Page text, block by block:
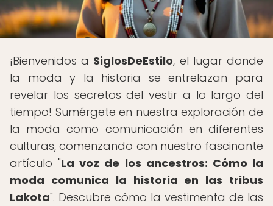
¡Bienvenidos a SiglosDeEstilo, el lugar donde
la moda y la historia se entrelazan para
revelar los secretos del vestir a lo largo del
tiempo! Sumérgete en nuestra exploración de
la moda como comunicación en diferentes
culturas, comenzando con nuestro fascinante
artículo "La voz de los ancestros: Cómo la
moda comunica la historia en las tribus
Lakota". Descubre cómo la vestimenta de las